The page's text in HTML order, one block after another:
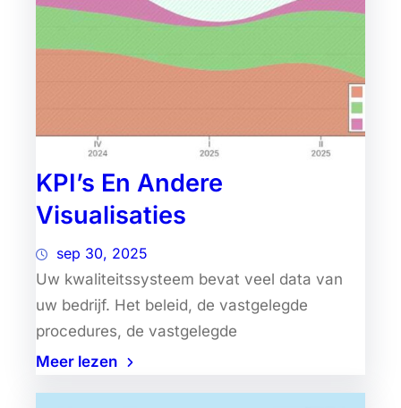
KPI’s En Andere
Visualisaties
sep 30, 2025
Uw kwaliteitssysteem bevat veel data van
uw bedrijf. Het beleid, de vastgelegde
procedures, de vastgelegde
Meer lezen